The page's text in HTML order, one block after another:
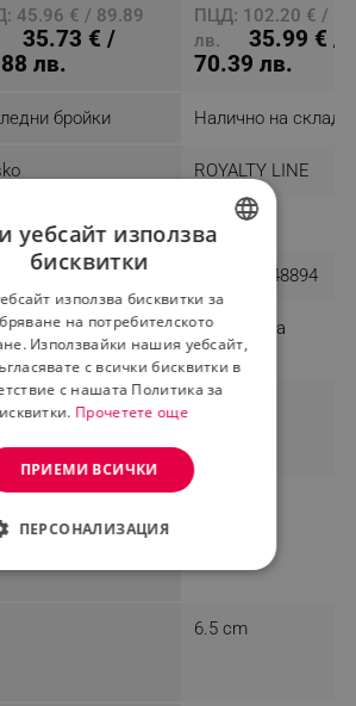
45.96 € / 89.89
35.73 € /
лв.
ПЦД: 102.20 € /
лв.
35.99 € /
70.39 лв.
бройки Налично на склад
ROYALTY LINE
2.66 kg
5407004748894
стомана Пластмаса
6.5 cm
ROMANIAN
уебсайт използва
бисквитки
използва бисквитки за
на потребителското
Използвайки нашия уебсайт,
с всички бисквитки в
с нашата Политика за
Прочетете още
ПРИЕМИ ВСИЧКИ
ПЕРСОНАЛИЗАЦИЯ
НЕОБХОДИМО